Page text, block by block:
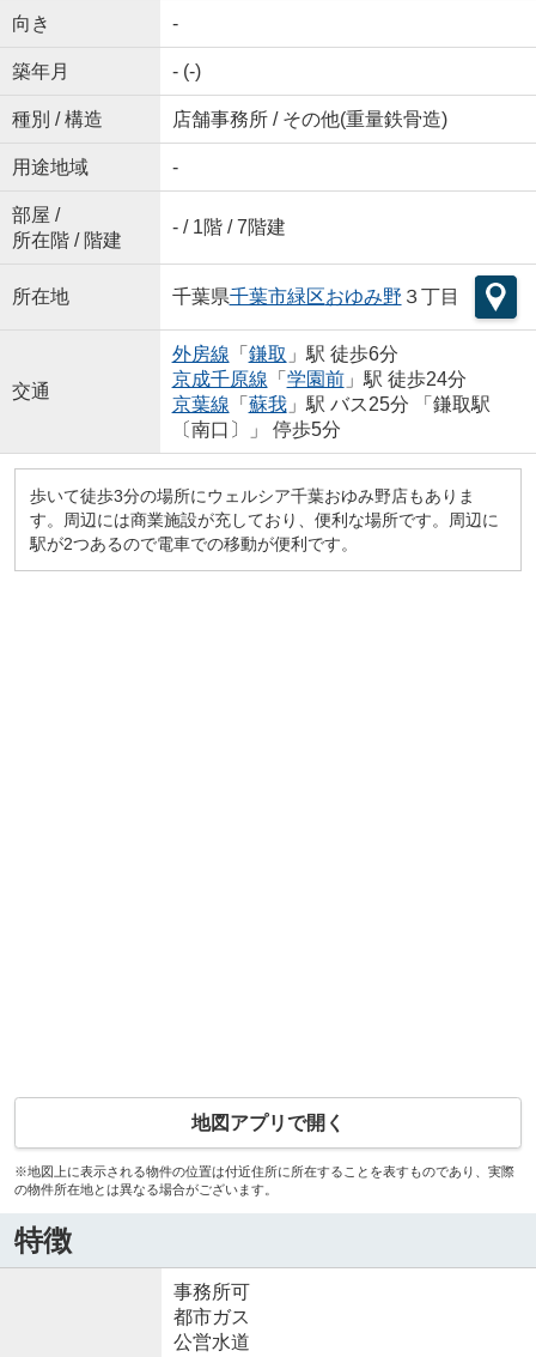
向き -
築年月 - (-)
種別 / 構造 店舗事務所 / その他(重量鉄骨造)
用途地域 -
部屋 /
所在階 / 階建
- / 1階 / 7階建
所在地 千葉県千葉市緑区おゆみ野 ３丁目
交通
外房線 「 鎌取 」駅 徒歩6分
京成千原線 「 学園前」駅 徒歩24分
京葉線 「 蘇我」駅 バス25分 「鎌取駅
〔南口〕」 停歩5分
歩いて徒歩3分の場所にウェルシア千葉おゆみ野店もありま
す。周辺には商業施設が充しており、便利な場所です。周辺に
駅が2つあるので電車での移動が便利です。
地図アプリで開く
※地図上に表示される物件の位置は付近住所に所在することを表すものであり、実際
の物件所在地とは異なる場合がございます。
特徴
事務所可
都市ガス
公営水道